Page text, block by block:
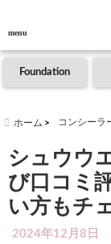
menu
Foundation
ホーム コンシーラ
シュウウ
び口コミ
い方もチ
2024年12月8日